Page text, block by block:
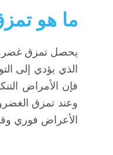
ما هو
يحصل تمزق
الذي يؤدي إلى
فإن الأمراض
وعند تمزق
الأعراض فوري وقد لا تظهر